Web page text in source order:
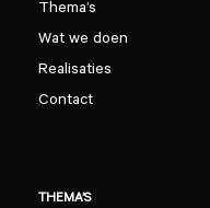
Thema’s
Wat we doen
Realisaties
Contact
THEMA’S